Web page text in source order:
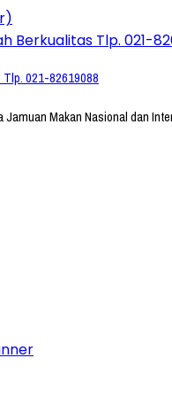
021-82619088
Makan Nasional dan